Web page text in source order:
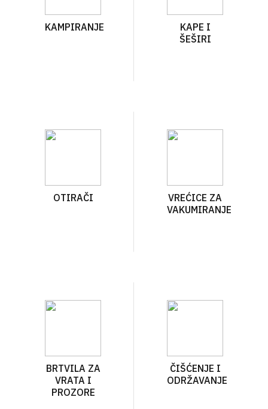
KAMPIRANJE
KAPE I
ŠEŠIRI
OTIRAČI
VREĆICE ZA
VAKUMIRANJE
BRTVILA ZA
VRATA I
PROZORE
ČIŠĆENJE I
ODRŽAVANJE